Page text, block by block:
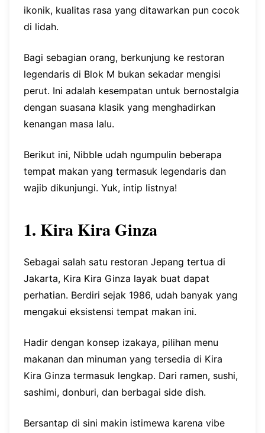
ikonik, kualitas rasa yang ditawarkan pun cocok
di lidah.
Bagi sebagian orang, berkunjung ke restoran
legendaris di Blok M bukan sekadar mengisi
perut. Ini adalah kesempatan untuk bernostalgia
dengan suasana klasik yang menghadirkan
kenangan masa lalu.
Berikut ini, Nibble udah ngumpulin beberapa
tempat makan yang termasuk legendaris dan
wajib dikunjungi. Yuk, intip listnya!
1. Kira Kira Ginza
Sebagai salah satu restoran Jepang tertua di
Jakarta, Kira Kira Ginza layak buat dapat
perhatian. Berdiri sejak 1986, udah banyak yang
mengakui eksistensi tempat makan ini.
Hadir dengan konsep izakaya, pilihan menu
makanan dan minuman yang tersedia di Kira
Kira Ginza termasuk lengkap. Dari ramen, sushi,
sashimi, donburi, dan berbagai side dish.
Bersantap di sini makin istimewa karena vibe